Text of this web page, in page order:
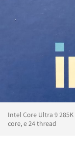
Intel Core Ultra 9
core, e 24 thread